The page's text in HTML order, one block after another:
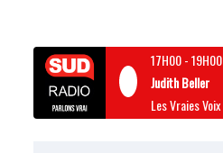
17H00-19H00
Judith Beller
Les Vraies Voix